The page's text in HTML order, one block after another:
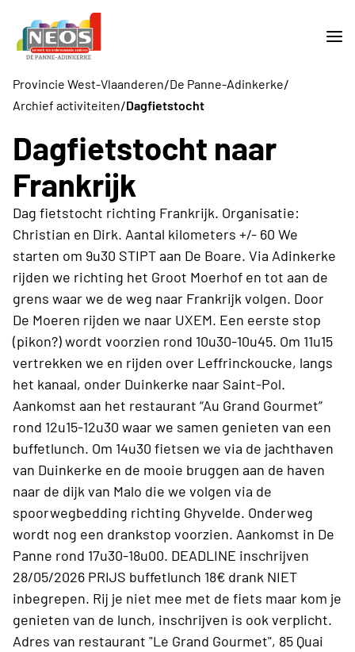
Provincie West-Vlaanderen/De Panne-Adinkerke/
Archief activiteiten/Dagfietstocht
Dagfietstocht naar
Frankrijk
Dag fietstocht richting Frankrijk. Organisatie:
Christian en Dirk. Aantal kilometers +/- 60 We
starten om 9u30 STIPT aan De Boare. Via Adinkerke
rijden we richting het Groot Moerhof en tot aan de
grens waar we de weg naar Frankrijk volgen. Door
De Moeren rijden we naar UXEM. Een eerste stop
(pikon?) wordt voorzien rond 10u30-10u45. Om 11u15
vertrekken we en rijden over Leffrinckoucke, langs
het kanaal, onder Duinkerke naar Saint-Pol.
Aankomst aan het restaurant “Au Grand Gourmet”
rond 12u15-12u30 waar we samen genieten van een
buffetlunch. Om 14u30 fietsen we via de jachthaven
van Duinkerke en de mooie bruggen aan de haven
naar de dijk van Malo die we volgen via de
spoorwegbedding richting Ghyvelde. Onderweg
wordt nog een drankstop voorzien. Aankomst in De
Panne rond 17u30-18u00. DEADLINE inschrijven
28/05/2026 PRIJS buffetlunch 18€ drank NIET
inbegrepen. Rij je niet mee met de fiets maar kom je
genieten van de lunch, inschrijven is ook verplicht.
Adres van restaurant "Le Grand Gourmet", 85 Quai